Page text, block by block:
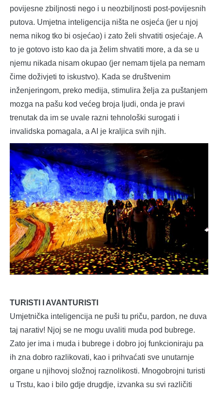
povijesne zbiljnosti nego i u neozbiljnosti post-povijesnih
putova. Umjetna inteligencija ništa ne osjeća (jer u njoj
nema nikog tko bi osjećao) i zato želi shvatiti osjećaje. A
to je gotovo isto kao da ja želim shvatiti more, a da se u
njemu nikada nisam okupao (jer nemam tijela pa nemam
čime doživjeti to iskustvo). Kada se društvenim
inženjeringom, preko medija, stimulira želja za puštanjem
mozga na pašu kod većeg broja ljudi, onda je pravi
trenutak da im se uvale razni tehnološki surogati i
invalidska pomagala, a AI je kraljica svih njih.
TURISTI I AVANTURISTI
Umjetnička inteligencija ne puši tu priču, pardon, ne duva
taj narativ! Njoj se ne mogu uvaliti muda pod bubrege.
Zato jer ima i muda i bubrege i dobro joj funkcioniraju pa
ih zna dobro razlikovati, kao i prihvaćati sve unutarnje
organe u njihovoj složnoj raznolikosti. Mnogobrojni turisti
u Trstu, kao i bilo gdje drugdje, izvanka su svi različiti